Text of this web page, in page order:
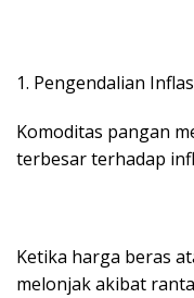
1. Pengendalian
Komoditas pangan
terbesar terhadap
Ketika harga beras
melonjak akibat